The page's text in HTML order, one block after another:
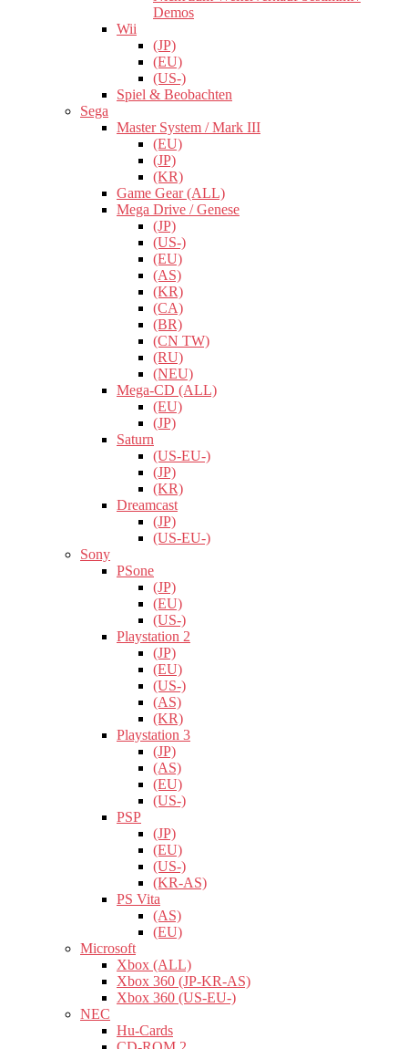
Demos
Wii
(JP)
(EU)
(US-)
Spiel & Beobachten
Sega
Master System / Mark III
(EU)
(JP)
(KR)
Game Gear (ALL)
Mega Drive / Genese
(JP)
(US-)
(EU)
(AS)
(KR)
(CA)
(BR)
(CN TW)
(RU)
(NEU)
Mega-CD (ALL)
(EU)
(JP)
Saturn
(US-EU-)
(JP)
(KR)
Dreamcast
(JP)
(US-EU-)
Sony
PSone
(JP)
(EU)
(US-)
Playstation 2
(JP)
(EU)
(US-)
(AS)
(KR)
Playstation 3
(JP)
(AS)
(EU)
(US-)
PSP
(JP)
(EU)
(US-)
(KR-AS)
PS Vita
(AS)
(EU)
Microsoft
Xbox (ALL)
Xbox 360 (JP-KR-AS)
Xbox 360 (US-EU-)
NEC
Hu-Cards